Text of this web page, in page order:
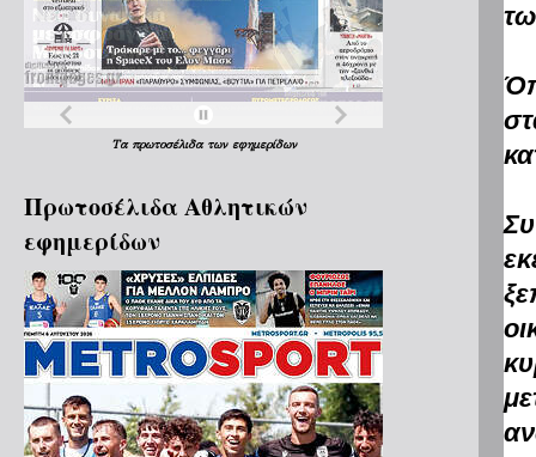
Τα πρωτοσέλιδα των εφημερίδων
Πρωτοσέλιδα Aθλητικών
εφημερίδων